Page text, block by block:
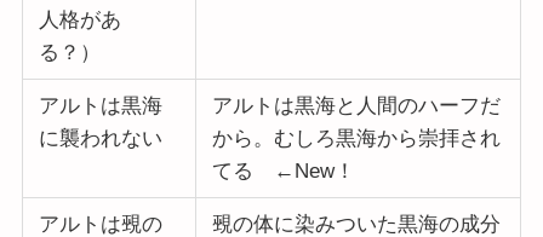
人格があ
る？）
アルトは黒海
に襲われない
アルトは黒海と人間のハーフだ
から。むしろ黒海から崇拝され
てる ←New！
アルトは覡の
覡の体に染みついた黒海の成分